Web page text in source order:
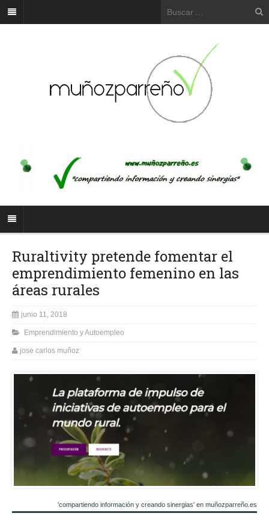
Ruraltivity pretende fomentar el
emprendimiento femenino en las
áreas rurales
junio 11, 2018
Emprendimiento y Autoempleo
jose carlos muñoz
'compartiendo información y creando sinergias' en muñozparreño.es